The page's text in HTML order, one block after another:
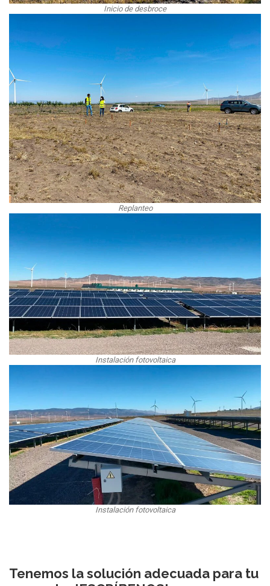
Inicio de desbroce
Replanteo
Instalación fotovoltaica
Instalación fotovoltaica
Tenemos la solución adecuada para tu